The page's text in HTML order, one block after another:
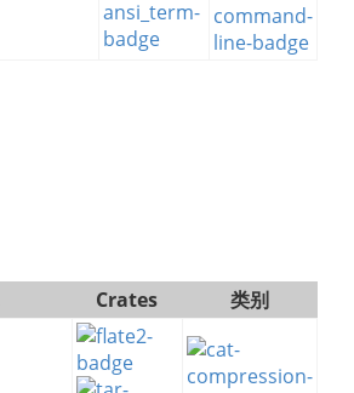
Crates 类别